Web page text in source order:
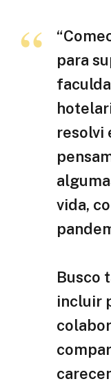
para
resolvi
vida,
Busco
incluir